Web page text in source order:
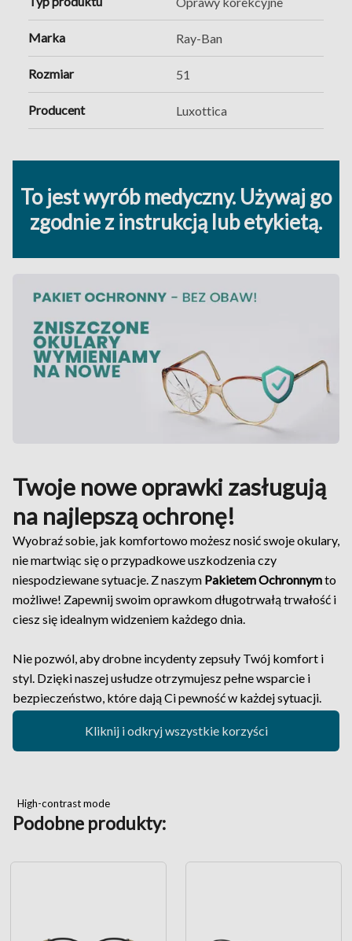
Marka Ray-Ban
Rozmiar 51
Producent Luxottica
To jest wyrób medyczny. Używaj go
zgodnie z instrukcją lub etykietą.
Twoje nowe oprawki zasługują
na najlepszą ochronę!
Wyobraź sobie, jak komfortowo możesz nosić swoje okulary,
nie martwiąc się o przypadkowe uszkodzenia czy
niespodziewane sytuacje. Z naszym Pakietem Ochronnymto
możliwe! Zapewnij swoim oprawkom długotrwałą trwałość i
ciesz się idealnym widzeniem każdego dnia.
Nie pozwól, aby drobne incydenty zepsuły Twój komfort i
styl. Dzięki naszej usłudze otrzymujesz pełne wsparcie i
bezpieczeństwo, które dają Ci pewność w każdej sytuacji.
Kliknij i odkryj wszystkie korzyści
High-contrast mode
Podobne produkty: